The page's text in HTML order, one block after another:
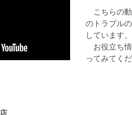
こちらの動
のトラブル
しています。
お役立ち情
ってみてく